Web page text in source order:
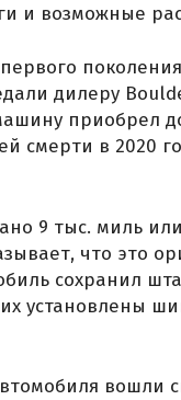
и возможные
дилеру
приобрел
смерти в 2020
9 тыс. миль
что это
сохранил
установлены
вошли